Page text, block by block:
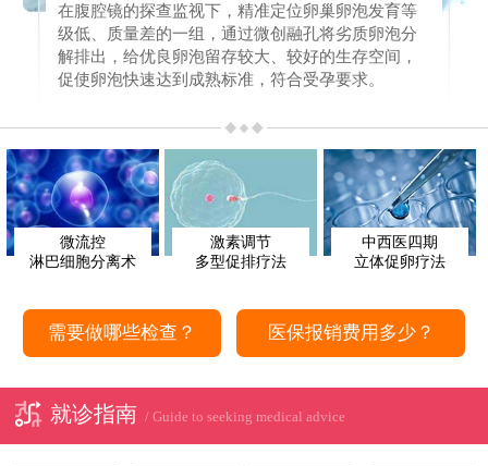
在腹腔镜的探查监视下，精准定位卵巢卵泡发育等
级低、质量差的一组，通过微创融孔将劣质卵泡分
解排出，给优良卵泡留存较大、较好的生存空间，
促使卵泡快速达到成熟标准，符合受孕要求。
微流控
淋巴细胞分离术
激素调节
多型促排疗法
中西医四期
立体促卵疗法
需要做哪些检查？ 医保报销费用多少？
就诊指南 / Guide to seeking medical advice